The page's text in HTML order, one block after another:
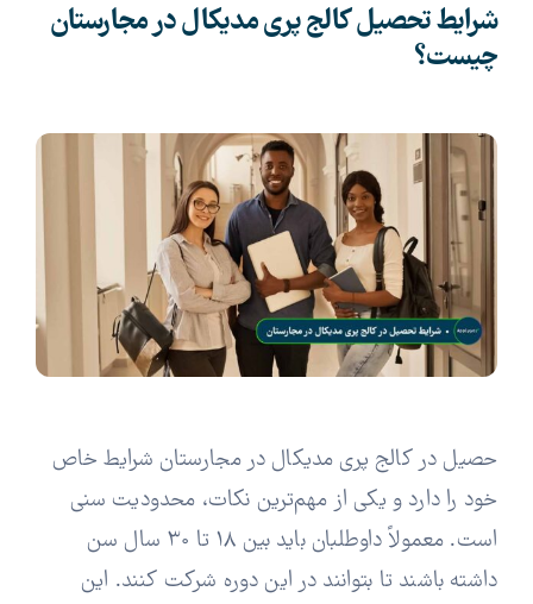
شرایط تحصیل کالج پری مدیکال در مجارستان
چیست؟
حصیل در کالج پری مدیکال در مجارستان شرایط خاص
خود را دارد و یکی از مهم‌ترین نکات، محدودیت سنی
است. معمولاً داوطلبان باید بین 18 تا 30 سال سن
داشته باشند تا بتوانند در این دوره شرکت کنند. این